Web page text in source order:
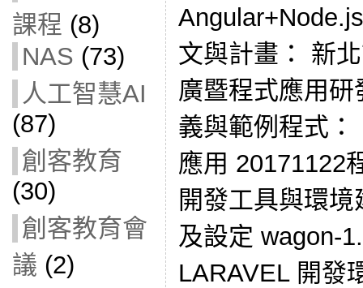
課程 (8)
NAS (73)
人工智慧AI
(87)
創客教育
(30)
創客教育會
議 (2)
文與計畫： 新
廣暨程式應用
義與範例程式
應用 20171122
開發工具與環
及設定 wagon-
LARAVEL 開發